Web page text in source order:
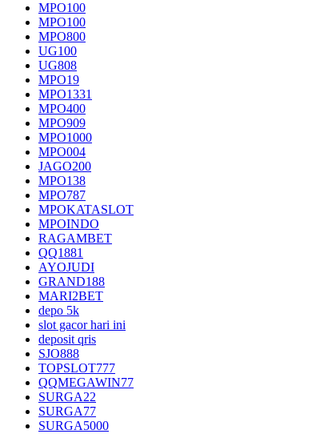
MPO100
MPO100
MPO800
UG100
UG808
MPO19
MPO1331
MPO400
MPO909
MPO1000
MPO004
JAGO200
MPO138
MPO787
MPOKATASLOT
MPOINDO
RAGAMBET
QQ1881
AYOJUDI
GRAND188
MARI2BET
depo 5k
slot gacor hari ini
deposit qris
SJO888
TOPSLOT777
QQMEGAWIN77
SURGA22
SURGA77
SURGA5000